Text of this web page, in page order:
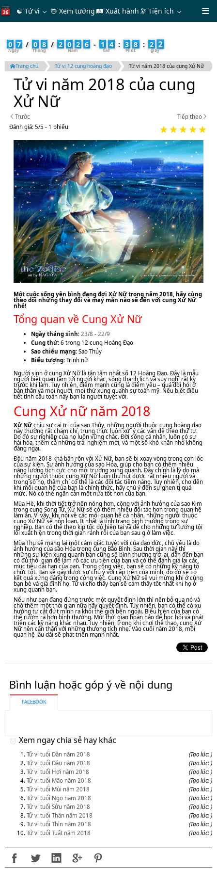
☯ Tử vi 🖖 Xem tướng 🛤 Xuất hành 🔭Tiện ích
0 7 / 0 8 / 2 0 2 6 - 1 4 : 3 8 : 2 3
Trang chủ Tử vi 12 cung hoàng đạo Tử vi năm 2018 của cung Xử Nữ
Tử vi năm 2018 của cung
Xử Nữ
Trước
Tiếp theo
Đánh giá: 5/5 - 1 phiếu
Một cuộc sống yên bình đang đợi Xử Nữ trong năm 2018, hãy cùng
theo dõi những thay đổi và may mắn nào sẽ đến với cung Xử Nữ
nhé!
Tổng quan về Cung Xử Nữ
Ngày tháng sinh: 23/8 - 22/9
Cung thứ:6 trong 12 cung Hoàng Đạo
Sao chiếu mạng:Sao Thủy
Biểu tượng:Trinh nữ
Người sinh ở cung Xử Nữ là tận tâm nhất số 12 Hoàng Đạo. Đây là mẫu
người biết quan tâm tới người khác, sống thanh lịch và suy nghĩ rất kỹ
trước khi làm. Tuy nhiên, điểm mạnh cũng là điểm yếu – quá đòi hỏi ở
bản thân và mọi người, mọi thứ xung quanh sự toàn mỹ. Nếu biết điều
tiết tính cầu toàn này bạn là người tuyệt vời.
Cung Xử nữ năm 2018
Xử Nữchịu sự cai trị của sao Thủy, những người thuộc cung hoàng đạo
này thường rất chăm chỉ, trung thực luôn xử lý các vấn đề theo thứ tự.
Do đó sự nghiệp của họ luôn vững chắc. Đời sống cá nhân, luôn có sự
hài hòa, thêm cả những trải nghiệm mới, và một số khó khăn nhỏ không
đáng ngại.
Đầu năm 2018 khá bận rộn với Xử Nữ, bạn sẽ bị xoay vòng trong cơn lốc
của sự kiện. Sự ảnh hưởng của sao Hỏa, giúp cho bạn có thêm nhiều
năng lượng tích cực cho môi trường xung quanh. Đây chính là lý do mà
những người thuộc cung Xử Nữ luôn thu hút được rất nhiều người và
trong số họ, thậm chí có thể là các đối tác tiềm năng. Tuy nhiên, cho đến
khi mối quan hệ của bạn là chính thức, hãy chú ý đến sự ghen tị quá
mức. Nó có thể ngăn cản một nửa tốt hơn của bạn.
Mùa Hè, khi thời tiết trở nên nóng hơn, cộng với ảnh hưởng của sao Kim
trong cung Song Tử, Xử Nữ sẽ có thêm nhiều đối tác hơn trong quan hệ
làm ăn. Vì vậy, khi nói về các mối quan hệ cá nhân, những người thuộc
cung Xử Nữ sẽ hỗn loạn. Ít nhất là tình trạng bình thường trong sự
nghiệp. Bạn có thể theo kịp tốc độ hiện tại và để cho những tư tưởng tội
lỗi xuất hiện trong thời gian rảnh rỗi của bạn sau giờ làm việc.
Mùa Thu sẽ mang lại một cảm giác tuyệt vời của đạo đức, chủ yếu là do
ảnh hưởng của sao Hỏa trong cung Bảo Bình. Sau thời gian này thì
những sự kiện xung quanh bạn cũng sẽ bình thường trở lại, dẫn đến bạn
có đủ thời gian để làm rõ các ưu tiên của bạn và có thể đánh giá lại các
mục tiêu dài hạn của bạn. Trong công việc, bạn sẽ có những kỹ năng tổ
chức tốt. Bạn sẽ gây được sự chú ý với cấp trên của mình, do đó sẽ có
kết quả xứng đáng trong công việc. Cung Xử Nữ sẽ vui mừng khi ở cùng
bạn bè và gia đình họ. Tử vi cho thấy bạn sẽ cảm thấy tốt nhất khi họ ở
xung quanh bạn.
Nếu như bạn đang đứng trước một quyết định lớn thì nên bỏ qua nó và
chờ thêm một thời gian nữa hãy quyết định. Tuy nhiên, bạn có thể có xu
hướng tự cắt đứt mình ra khỏi thế giới bên ngoài. Biểu hiện của bạn có
thể rườm rà hơn bình thường. Một thời gian hoàn hảo để học hỏi và phát
triển các kỹ năng khác nhau. Tuy nhiên, trong khi chơi thể thao, cung Xử
Nữ nên cẩn thận với những thương tích nhẹ. Vào cuối năm 2018, mối
quan hệ lâu dài sẽ phát triển mạnh nhất.
Bình luận hoặc góp ý về nội dung
FACEBOOK
Xem ngay chia sẻ hay khác
Tử vi tuổi Dần năm 2018
(Tạo lúc: )
Tử vi tuổi Dậu năm 2018
(Tạo lúc: )
Tử vi tuổi Hợi năm 2018
(Tạo lúc: )
Tử vi tuổi Mão năm 2018
(Tạo lúc: )
Tử vi tuổi Mùi năm 2018
(Tạo lúc: )
Tử vi tuổi Ngọ năm 2018
(Tạo lúc: )
Tử vi tuổi Sửu năm 2018
(Tạo lúc: )
Tử vi tuổi Thân năm 2018
(Tạo lúc: )
Tư vi tuổi Thìn năm 2018
(Tạo lúc: )
Tử vi tuổi Tuất năm 2018
(Tạo lúc: )